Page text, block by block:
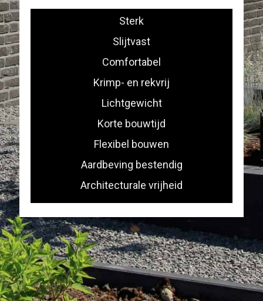
Sterk
Slijtvast
Comfortabel
Krimp- en rekvrij
Lichtgewicht
Korte bouwtijd
Flexibel bouwen
Aardbeving bestendig
Architecturale vrijheid